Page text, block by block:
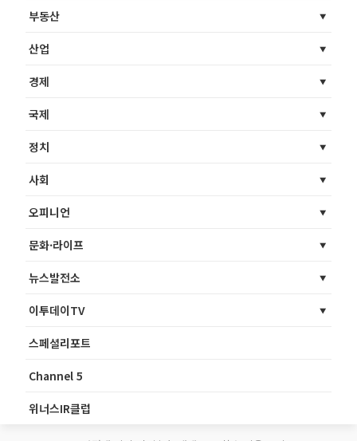
부동산
산업
경제
국제
정치
사회
오피니언
문화·라이프
뉴스발전소
이투데이TV
스페셜리포트
Channel 5
위너스IR클럽